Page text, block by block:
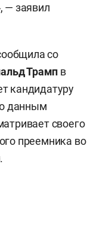
вопросах
По его словам,
проблемах
более
Ди Вэнс —
для России,
окружения
и